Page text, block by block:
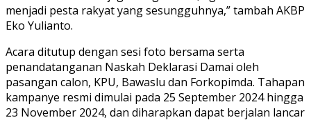
menjadi pesta rakyat yang sesungguhnya,” tambah AKBP
Eko Yulianto.
Acara ditutup dengan sesi foto bersama serta
penandatanganan Naskah Deklarasi Damai oleh
pasangan calon, KPU, Bawaslu dan Forkopimda. Tahapan
kampanye resmi dimulai pada 25 September 2024 hingga
23 November 2024, dan diharapkan dapat berjalan lancar